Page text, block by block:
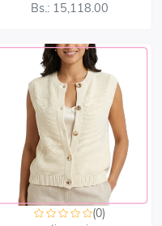
Bs.: 15,118.00
(0)